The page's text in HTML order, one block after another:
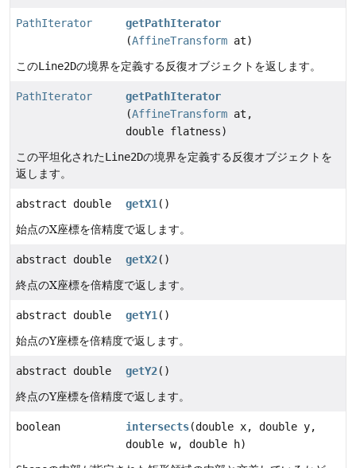
PathIterator
getPathIterator
(AffineTransform at)
このLine2Dの境界を定義する反復オブジェクトを返します。
PathIterator
getPathIterator
(AffineTransform at,
double flatness)
この平坦化されたLine2Dの境界を定義する反復オブジェクトを
返します。
abstract double getX1 ()
始点のX座標を倍精度で返します。
abstract double getX2()
終点のX座標を倍精度で返します。
abstract double getY1 ()
始点のY座標を倍精度で返します。
abstract double getY2()
終点のY座標を倍精度で返します。
boolean intersects(double x, double y,
double w, double h)